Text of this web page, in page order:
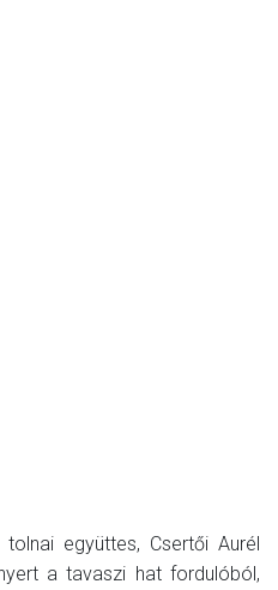
együttes, Csertői Aurél
a tavaszi hat fordulóból,